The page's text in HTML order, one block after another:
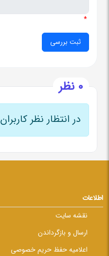
*
0 نظر
در انتظار نظر کاربران
اطلاعات
نقشه سایت
ارسال و بازگرداندن
اعلامیه حفظ حریم خصوصی